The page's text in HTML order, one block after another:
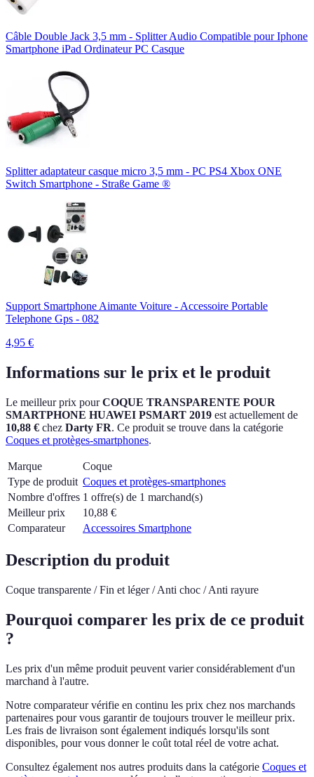
Câble Double Jack 3,5 mm - Splitter Audio Compatible pour Iphone
Smartphone iPad Ordinateur PC Casque
Splitter adaptateur casque micro 3,5 mm - PC PS4 Xbox ONE
Switch Smartphone - Straße Game ®
Support Smartphone Aimante Voiture - Accessoire Portable
Telephone Gps - 082
4,95 €
Informations sur le prix et le produit
Le meilleur prix pourCOQUE TRANSPARENTE POUR
SMARTPHONE HUAWEI PSMART 2019 est actuellement de
10,88 € chez Darty FR. Ce produit se trouve dans la catégorie
Coques et protèges-smartphones.
Marque
Coque
Type de produit Coques et protèges-smartphones
Nombre d'offres 1 offre(s) de 1 marchand(s)
Meilleur prix
10,88 €
Comparateur
Accessoires Smartphone
Description du produit
Coque transparente / Fin et léger / Anti choc / Anti rayure
Pourquoi comparer les prix de ce produit
?
Les prix d'un même produit peuvent varier considérablement d'un
marchand à l'autre.
Notre comparateur vérifie en continu les prix chez nos marchands
partenaires pour vous garantir de toujours trouver le meilleur prix.
Les frais de livraison sont également indiqués lorsqu'ils sont
disponibles, pour vous donner le coût total réel de votre achat.
Consultez également nos autres produits dans la catégorie Coques et